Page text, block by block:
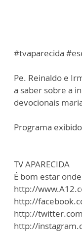
#tvaparecida
Pe. Reinaldo e
a saber sobre a
devocionais
Programa
TV APARECIDA
É bom estar
http://
http://
http://
http://